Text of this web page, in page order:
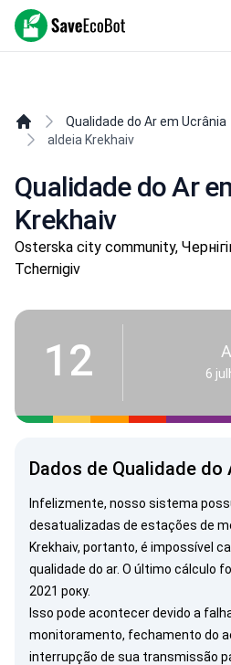
SaveEcoBot
Qualidade do Ar em Ucrânia
aldeia Krekhaiv
Qualidade do Ar
Krekhaiv
Osterska city community,
Tchernigiv
12 6
Dados de Qualidade do
Infelizmente, nosso sistema
desatualizadas de estações de
Krekhaiv, portanto, é impossível
qualidade do ar. O último cálculo
2021 року.
Isso pode acontecer devido a
monitoramento, fechamento do
interrupção de sua transmissão